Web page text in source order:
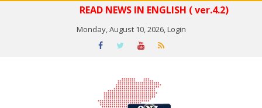
READ NEWS IN ENGLISH ( ver.4.2)
Monday, August 10, 2026,Login